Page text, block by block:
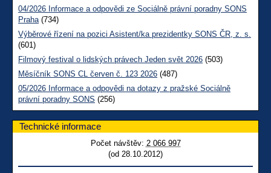
04/2026 Informace a odpovědi ze Sociálně právní poradny SONS
Praha(734)
Výběrové řízení na pozici Asistent/ka prezidentky SONS ČR, z. s.
(601)
Filmový festival o lidských právech Jeden svět 2026 (503)
Měsíčník SONS CL červen č. 123 2026 (487)
05/2026 Informace a odpovědi na dotazy z pražské Sociálně
právní poradny SONS (256)
Technické informace
Počet návštěv: 2 066 997
(od 28.10.2012)